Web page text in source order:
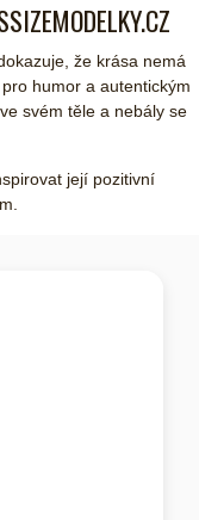
že krása nemá
humor a autentickým
svém těle a nebály se
její pozitivní